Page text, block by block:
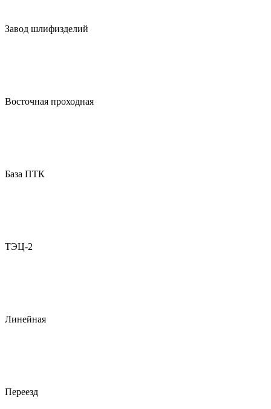
Завод шлифизделий
Восточная проходная
База ПТК
ТЭЦ-2
Линейная
Переезд